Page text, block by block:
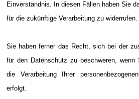
Einverständnis. In diesen Fällen haben Sie
für die zukünftige Verarbeitung zu widerrufen.
Sie haben ferner das Recht, sich bei der
für den Datenschutz zu beschweren,
die Verarbeitung Ihrer
erfolgt.